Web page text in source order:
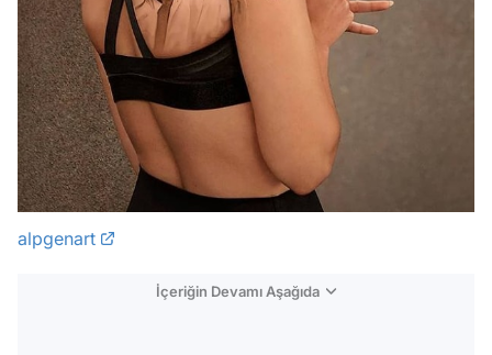
alpgenart
İçeriğin Devamı Aşağıda